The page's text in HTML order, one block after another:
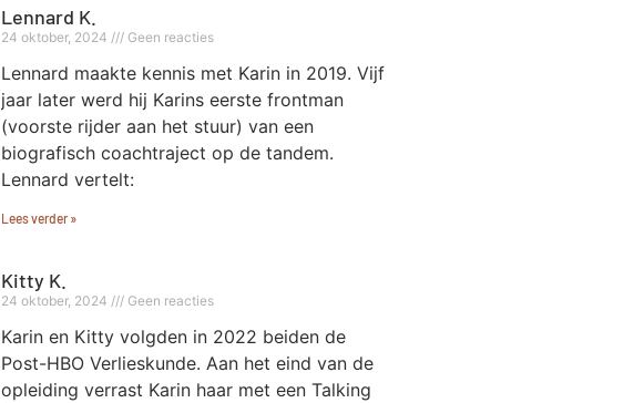
Lennard K.
24 oktober, 2024 Geen reacties
Lennard maakte kennis met Karin in 2019. Vijf
jaar later werd hij Karins eerste frontman
(voorste rijder aan het stuur) van een
biografisch coachtraject op de tandem.
Lennard vertelt:
Lees verder »
Kitty K.
24 oktober, 2024 Geen reacties
Karin en Kitty volgden in 2022 beiden de
Post-HBO Verlieskunde. Aan het eind van de
opleiding verrast Karin haar met een Talking